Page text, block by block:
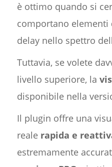
è ottimo quando si
comportano elementi
delay nello spettro
Tuttavia, se volete
livello superiore, la
disponibile nella
Il plugin offre una
reale rapida e
estremamente